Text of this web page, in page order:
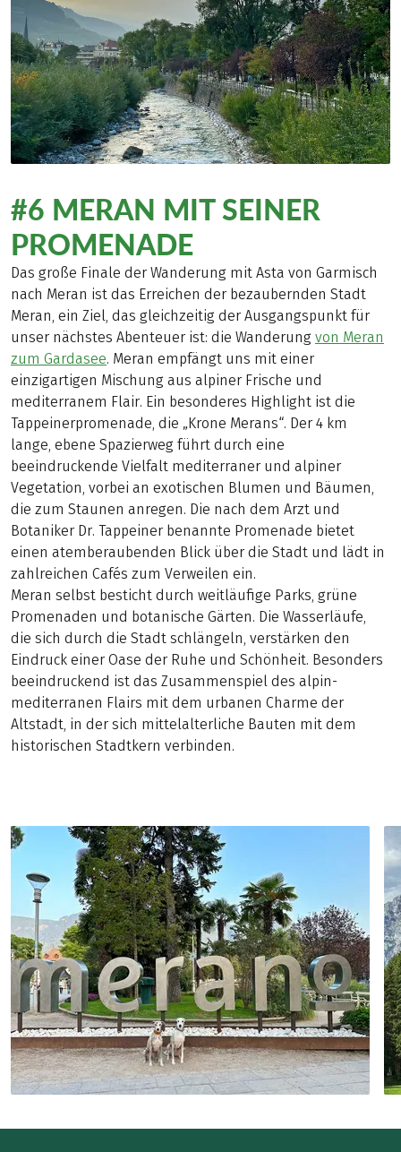
#6 MERAN MIT SEINER
PROMENADE
Das große Finale der Wanderung mit Asta von Garmisch
nach Meran ist das Erreichen der bezaubernden Stadt
Meran, ein Ziel, das gleichzeitig der Ausgangspunkt für
unser nächstes Abenteuer ist: die Wanderung von Meran
zum Gardasee. Meran empfängt uns mit einer
einzigartigen Mischung aus alpiner Frische und
mediterranem Flair. Ein besonderes Highlight ist die
Tappeinerpromenade, die „Krone Merans“. Der 4 km
lange, ebene Spazierweg führt durch eine
beeindruckende Vielfalt mediterraner und alpiner
Vegetation, vorbei an exotischen Blumen und Bäumen,
die zum Staunen anregen. Die nach dem Arzt und
Botaniker Dr. Tappeiner benannte Promenade bietet
einen atemberaubenden Blick über die Stadt und lädt in
zahlreichen Cafés zum Verweilen ein.
Meran selbst besticht durch weitläufige Parks, grüne
Promenaden und botanische Gärten. Die Wasserläufe,
die sich durch die Stadt schlängeln, verstärken den
Eindruck einer Oase der Ruhe und Schönheit. Besonders
beeindruckend ist das Zusammenspiel des alpin-
mediterranen Flairs mit dem urbanen Charme der
Altstadt, in der sich mittelalterliche Bauten mit dem
historischen Stadtkern verbinden.